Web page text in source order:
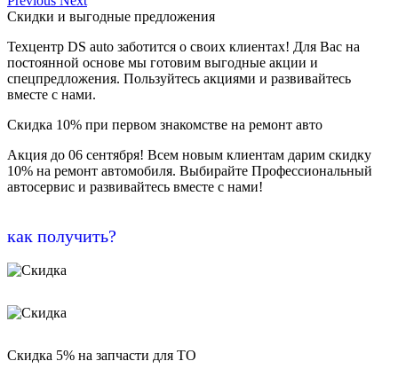
Скидки и выгодные предложения
Техцентр DS auto заботится о своих клиентах! Для Вас на
постоянной основе мы готовим выгодные акции и
спецпредложения. Пользуйтесь акциями и развивайтесь
вместе с нами.
Скидка 10% при первом знакомстве на ремонт авто
Акция до 06 сентября! Всем новым клиентам дарим скидку
10% на ремонт автомобиля. Выбирайте Профессиональный
автосервис и развивайтесь вместе с нами!
как получить?
Скидка 5% на запчасти для ТО